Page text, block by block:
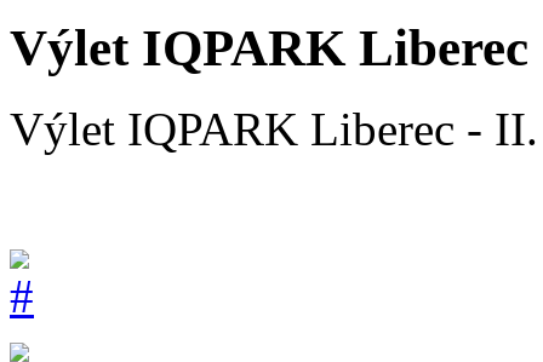
Výlet IQPARK
Výlet IQPARK Liberec -